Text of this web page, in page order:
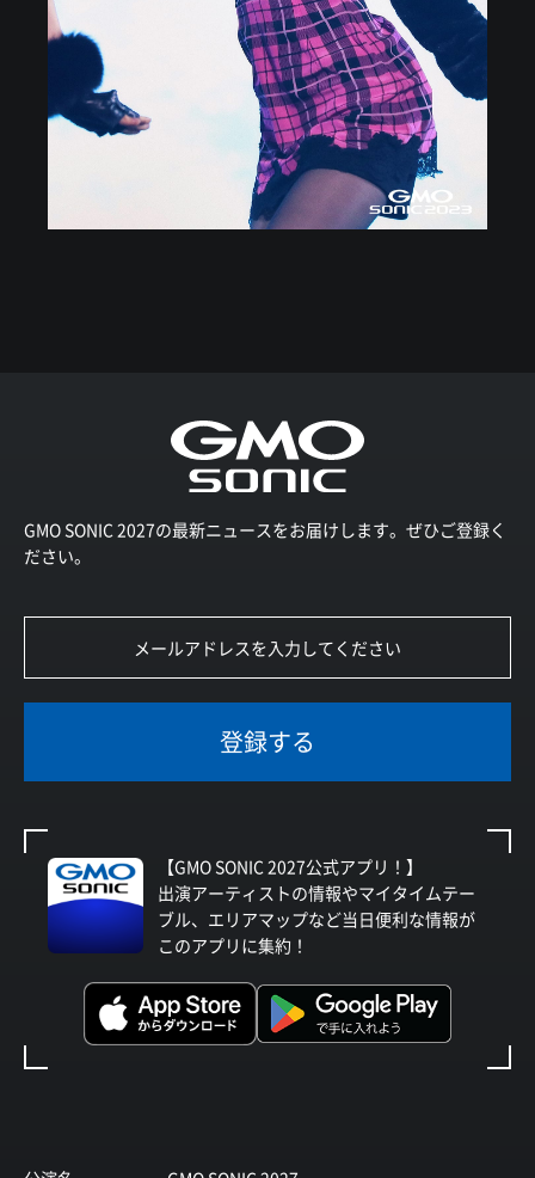
GMO SONIC 2027の最新ニュースをお届けします。ぜひご登録く
ださい。
登録する
【GMO SONIC 2027公式アプリ！】
出演アーティストの情報やマイタイムテー
ブル、エリアマップなど当日便利な情報が
このアプリに集約！